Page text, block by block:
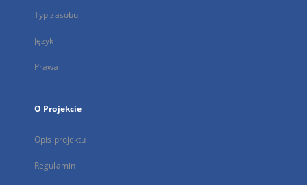
Typ zasobu
Język
Prawa
O Projekcie
Opis projektu
Regulamin